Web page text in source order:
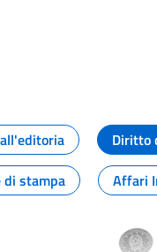
Diritto
di stampa Affari